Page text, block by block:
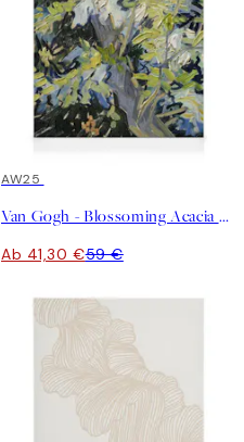
30%*
AW25
Van Gogh - Blossoming Acacia Branches Leinwandbild
Ab 41,30 €59 €